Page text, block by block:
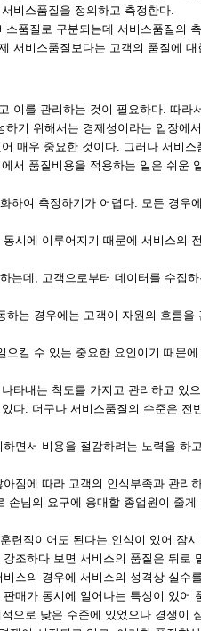
비스품질을 정의하고 측정한다.
품질로 구분되는데 서비스품질의
서비스품질보다는 고객의 품질에
이를 관리하는 것이 필요하다. 따라
기 위해서는 경제성이라는 입장에
매우 중요한 것이다. 그러나 서비
서 품질비용을 적용하는 일은 쉬운
하여 측정하기가 어렵다. 모든 경우
시에 이루어지기 때문에 서비스의
는데, 고객으로부터 데이터를 수집
는 경우에는 고객이 자원의 흐름
킬 수 있는 중요한 요인이기 때문
타내는 척도를 가지고 관리하고 있
다. 더구나 서비스품질의 수준은 전
면서 비용을 절감하려는 노력을 하
짐에 따라 고객의 인식부족과 관리
손님의 요구에 응대할 종업원이 줄
련직이어도 된다는 인식이 있어 잠
조하다 보면 서비스의 품질은 뒤로
스의 경우에 서비스의 성격상 실수
판매가 동시에 일어나는 특성이
으로 낮은 수준에 있었으나 경쟁이